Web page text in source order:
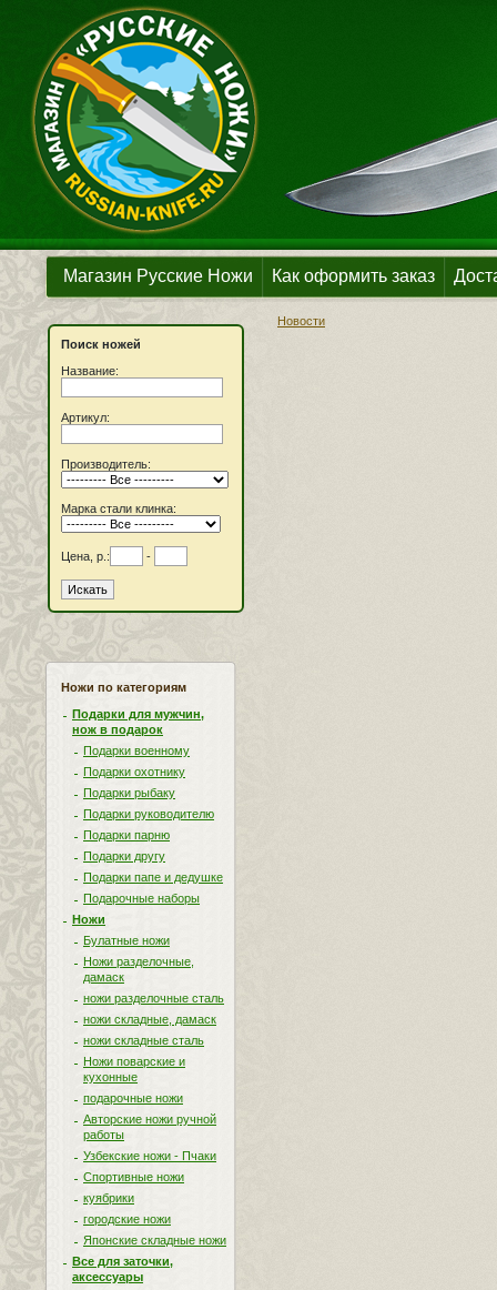
Магазин Русские Ножи Как оформить заказ
Поиск ножей
Название:
Артикул:
Производитель:
Марка стали клинка:
Цена, р.: -
Ножи по категориям
Подарки для мужчин,
нож в подарок
Подарки военному
Подарки охотнику
Подарки рыбаку
Подарки руководителю
Подарки парню
Подарки другу
Подарки папе и дедушке
Подарочные наборы
Ножи
Булатные ножи
Ножи разделочные,
дамаск
ножи разделочные сталь
ножи складные, дамаск
ножи складные сталь
Ножи поварские и
кухонные
подарочные ножи
Авторские ножи ручной
работы
Узбекские ножи - Пчаки
Спортивные ножи
куябрики
городские ножи
Японские складные ножи
Все для заточки,
аксессуары
Новости